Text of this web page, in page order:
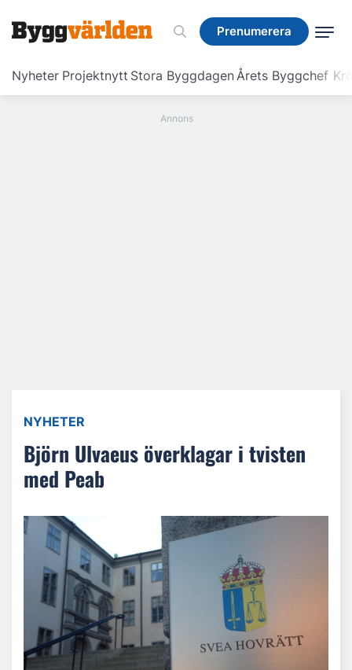
Prenumerera
Nyheter Projektnytt Stora ByggdagenÅrets Byggchef
Prenumerera
NYHETER
Björn Ulvaeus överklagar i tvisten
med Peab